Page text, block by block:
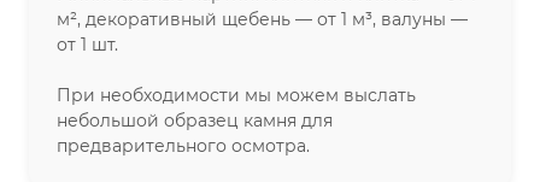
м², декоративный щебень — от 1 м³, валуны —
от 1 шт.
При необходимости мы можем выслать
небольшой образец камня для
предварительного осмотра.